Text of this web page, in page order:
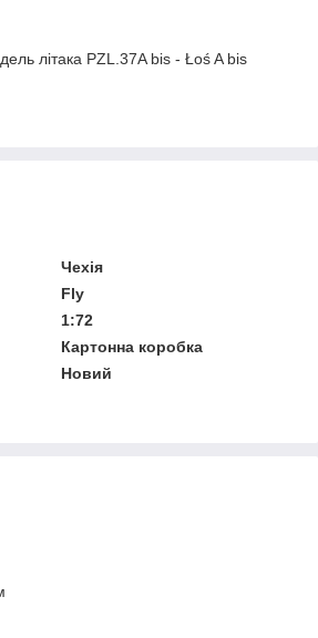
літака PZL.37A bis - Łoś A bis
Чехія
Fly
1:72
Картонна коробка
Новий